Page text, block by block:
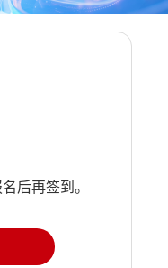
后再签到。